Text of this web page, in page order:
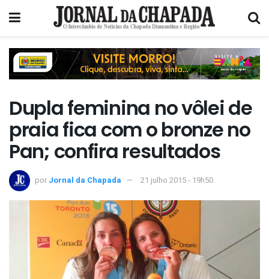
Dupla feminina no vôlei de
praia fica com o bronze no
Pan; confira resultados
por Jornal da Chapada 21 julho 2015 - 19h50